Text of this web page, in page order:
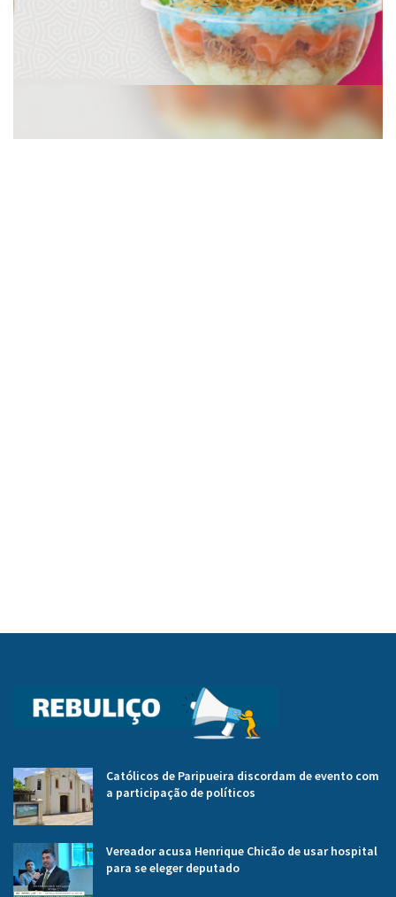
Católicos de Paripueira discordam de evento com
a participação de políticos
Vereador acusa Henrique Chicão de usar hospital
para se eleger deputado